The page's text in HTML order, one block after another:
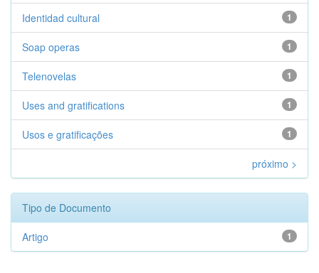
1
Identidad cultural
1
Soap operas
1
Telenovelas
1
Uses and gratifications
1
Usos e gratificações
próximo >
Tipo de Documento
1
Artigo